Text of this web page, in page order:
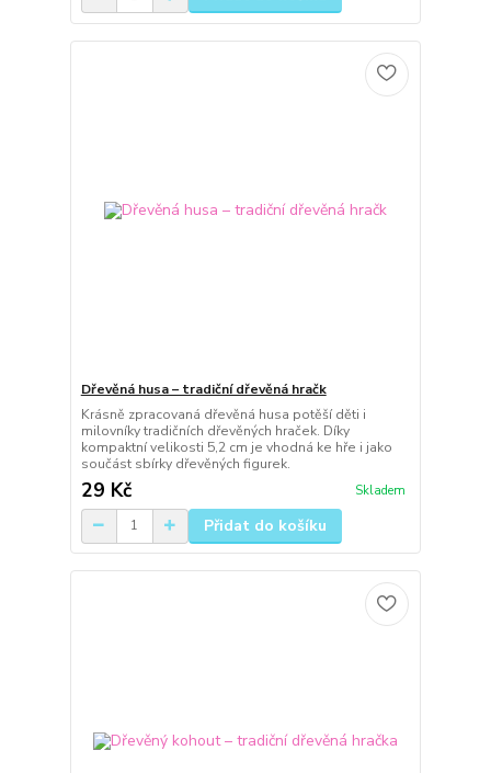
Dřevěná husa – tradiční dřevěná hračk
Krásně zpracovaná dřevěná husa potěší děti i
milovníky tradičních dřevěných hraček. Díky
kompaktní velikosti 5,2 cm je vhodná ke hře i jako
součást sbírky dřevěných figurek.
29 Kč Skladem
Přidat do košíku